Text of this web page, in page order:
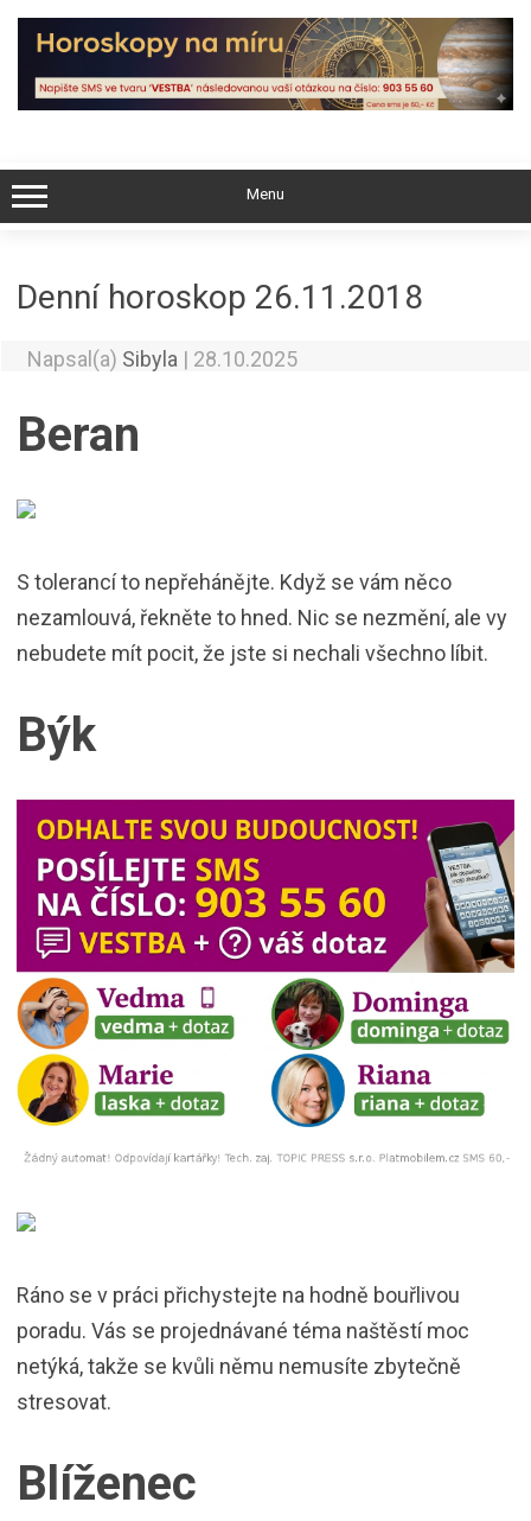
Skip
content
Menu
Denní horoskop 26.11.2018
Napsal(a) Sibyla | 28.10.2025
Beran
S tolerancí to nepřehánějte. Když se vám něco
nezamlouvá, řekněte to hned. Nic se nezmění, ale vy
nebudete mít pocit, že jste si nechali všechno líbit.
Býk
Ráno se v práci přichystejte na hodně bouřlivou
poradu. Vás se projednávané téma naštěstí moc
netýká, takže se kvůli němu nemusíte zbytečně
stresovat.
Blíženec